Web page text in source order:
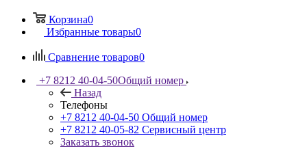
Корзина0
Избранные товары0
Сравнение товаров0
+7 8212 40-04-50Общий номер
Назад
Телефоны
+7 8212 40-04-50 Общий номер
+7 8212 40-05-82 Сервисный центр
Заказать звонок